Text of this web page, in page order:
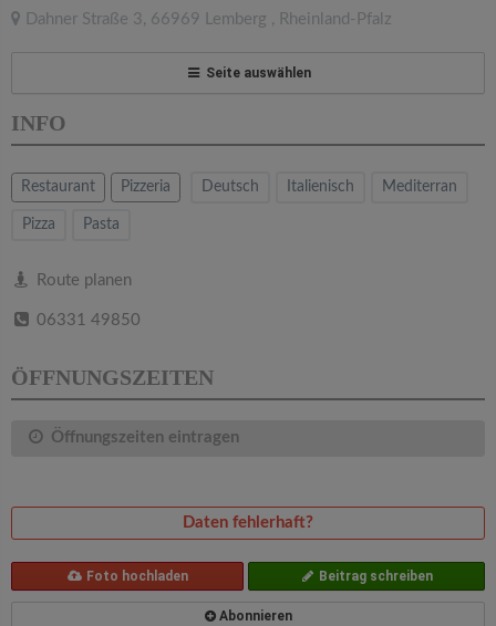
Dahner Straße 3, 66969 Lemberg , Rheinland-Pfalz
Seite auswählen
INFO
Restaurant Pizzeria Deutsch Italienisch Mediterran
Pizza Pasta
Route planen
06331 49850
ÖFFNUNGSZEITEN
Öffnungszeiten eintragen
Daten fehlerhaft?
Foto hochladen Beitrag schreiben
Abonnieren
e
a
v
g
a